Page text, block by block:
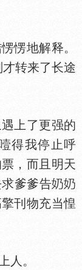
愣地解释。
转来了长途
上了更强的
得我停止呼
，而且明天
爹爹告
刊物充当惶
人。